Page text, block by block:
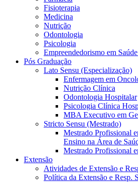
Fisioterapia
Medicina
Nutrição
Odontologia
Psicologia
Empreendedorismo em
Pós Graduação
Lato Sensu (Especialização)
Enfermagem em
Nutrição Clínica
Odontologia Hospitalar
Psicologia Clínica
MBA Executivo em
Stricto Sensu (Mestrado)
Mestrado Profissional
Ensino na Área de
Mestrado Profissional
Extensão
Atividades de Extensão e
Política da Extensão e Resp.